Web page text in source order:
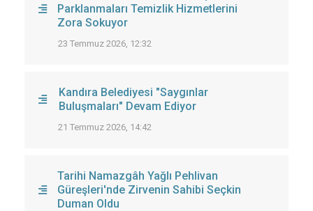
Parklanmaları Temizlik Hizmetlerini
Zora Sokuyor
23 Temmuz 2026, 12:32
Kandıra Belediyesi "Saygınlar
Buluşmaları" Devam Ediyor
21 Temmuz 2026, 14:42
Tarihi Namazgâh Yağlı Pehlivan
Güreşleri'nde Zirvenin Sahibi Seçkin
Duman Oldu